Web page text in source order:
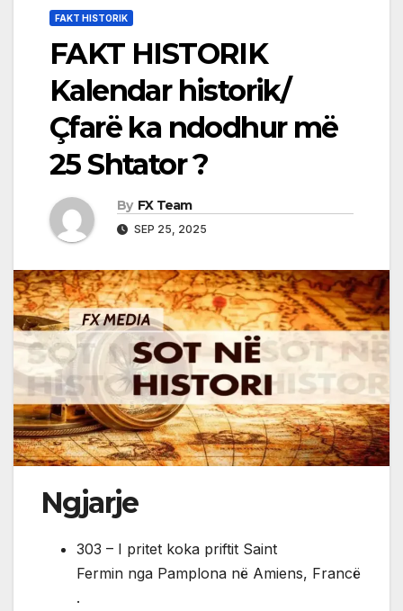
FAKT HISTORIK
FAKT HISTORIK
Kalendar historik/
Çfarë ka ndodhur më
25 Shtator ?
By FX Team
SEP 25, 2025
Ngjarje
303 – I pritet koka priftit Saint
Fermin nga Pamplona në Amiens, Francë
.